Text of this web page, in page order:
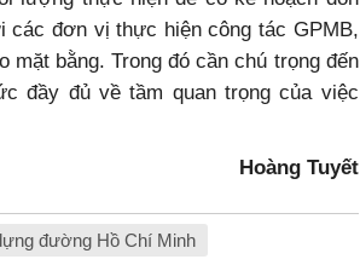
đơn vị thực hiện công tác GPMB,
mặt bằng. Trong đó cần chú trọng đến
đầy đủ về tầm quan trọng của việc
Hoàng Tuyết
đường Hồ Chí Minh